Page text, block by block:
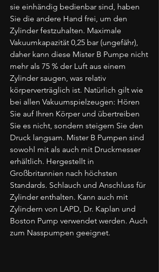
sie einhändig bedienbar sind, haben
Sie die andere Hand frei, um den
Zylinder festzuhalten. Maximale
Vakuumkapazität 0,25 bar (ungefähr),
daher kann diese Mister B Pumpe nicht
mehr als 75 % der Luft aus einem
Zylinder saugen, was relativ
körperverträglich ist. Natürlich gilt wie
bei allen Vakuumspielzeugen: Hören
Sie auf Ihren Körper und übertreiben
Sie es nicht, sondern steigern Sie den
Druck langsam. Mister B Pumpen sind
sowohl mit als auch mit Druckmesser
erhältlich. Hergestellt in
Großbritannien nach höchsten
Standards. Schlauch und Anschluss für
Zylinder enthalten. Kann auch mit
Zylindern von LAPD, Dr. Kaplan und
Boston Pump verwendet werden. Auch
zum Nasspumpen geeignet.